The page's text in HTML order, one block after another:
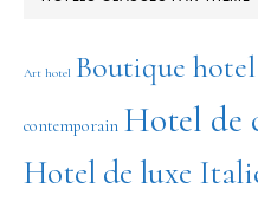
Art hotel Boutique
contemporain Hotel de
Hotel de luxe